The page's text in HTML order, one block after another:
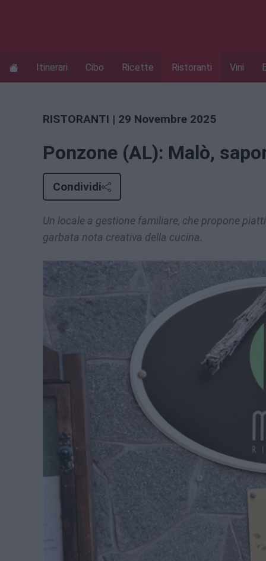
Itinerari Cibo Ricette Ristoranti Vini
RISTORANTI | 29 Novembre 2025
Ponzone (AL): Malò,
Condividi
Un locale a gestione familiare, che propone
garbata nota creativa della cucina.